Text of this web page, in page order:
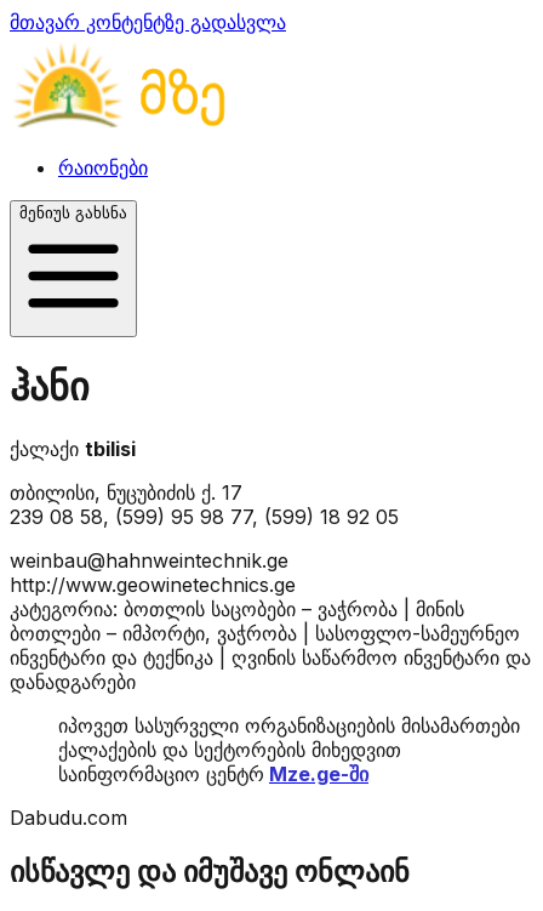
მთავარ კონტენტზე გადასვლა
რაიონები
მენიუს გახსნა
ჰანი
ქალაქი tbilisi
თბილისი, ნუცუბიძის ქ. 17
239 08 58, (599) 95 98 77, (599) 18 92 05
weinbau@hahnweintechnik.ge
http://www.geowinetechnics.ge
კატეგორია: ბოთლის საცობები – ვაჭრობა | მინის
ბოთლები – იმპორტი, ვაჭრობა | სასოფლო-სამეურნეო
ინვენტარი და ტექნიკა | ღვინის საწარმოო ინვენტარი და
დანადგარები
იპოვეთ სასურველი ორგანიზაციების მისამართები
ქალაქების და სექტორების მიხედვით
საინფორმაციო ცენტრ Mze.ge-ში
Dabudu.com
ისწავლე და იმუშავე ონლაინ